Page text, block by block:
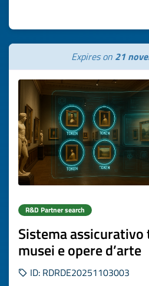
Expires on 21
R&D Partner search
Sistema
musei e opere d’arte
ID: RDRDE20251103003